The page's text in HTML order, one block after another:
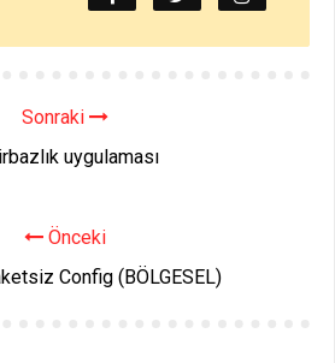
Sonraki
uygulaması
Önceki
Config (BÖLGESEL)